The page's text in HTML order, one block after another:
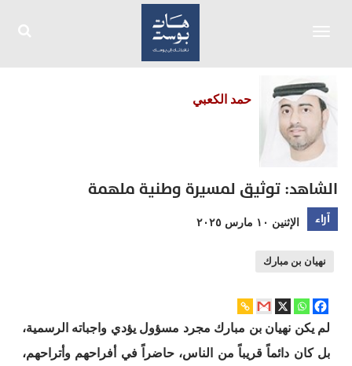
حمد الكعبي
الشاهد: توثيق لمسيرة وطنية ملهمة
آراء الإثنين ١٠ مارس ٢٠٢٥
نهيان بن مبارك
لم يكن نهيان بن مبارك مجرد مسؤول يؤدي واجباته الرسمية،
بل كان دائماً قريباً من الناس، حاضراً في أفراحهم وأتراحهم،